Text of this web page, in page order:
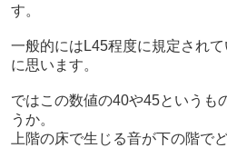
す。
一般的にはL45程度に規定され
に思います。
ではこの数値の40や45というも
うか。
上階の床で生じる音が下の階で